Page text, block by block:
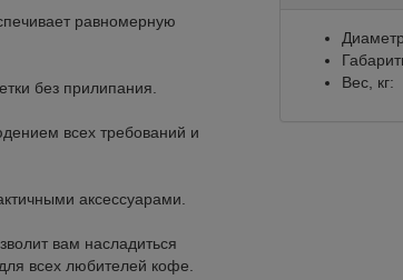
равномерную
без прилипания.
всех требований и
аксессуарами.
вам насладиться
всех любителей кофе.
Вес, кг: